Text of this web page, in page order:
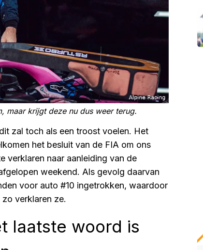
maar krijgt deze nu dus weer terug.
zal toch als een troost voelen. Het
het besluit van de FIA om ons
verklaren naar aanleiding van de
weekend. Als gevolg daarvan
voor auto #10 ingetrokken, waardoor
verklaren ze.
laatste woord is